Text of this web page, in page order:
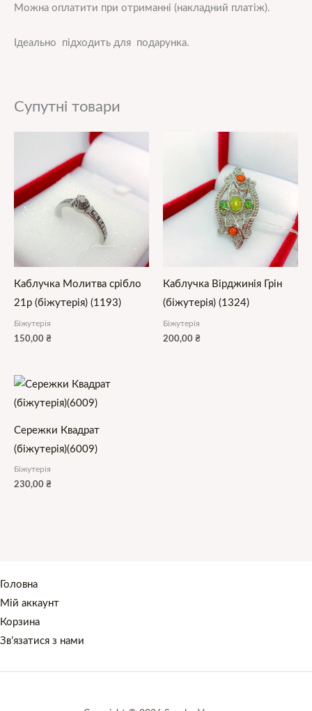
Можна оплатити при отриманні (накладний платіж).
Ідеально підходить для подарунка.
Супутні товари
Каблучка Молитва срібло
21р (біжутерія) (1193)
Біжутерія
150,00 ₴
Каблучка Вірджинія Грін
(біжутерія) (1324)
Біжутерія
200,00 ₴
Сережки Квадрат
(біжутерія)(6009)
Біжутерія
230,00 ₴
Головна
Мій аккаунт
Корзина
Зв’язатися з нами